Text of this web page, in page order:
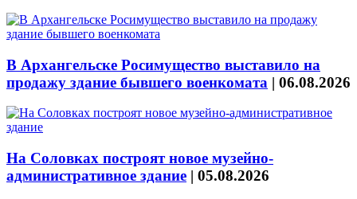
В Архангельске Росимущество выставило на
продажу здание бывшего военкомата | 06.08.2026
На Соловках построят новое музейно-
административное здание | 05.08.2026